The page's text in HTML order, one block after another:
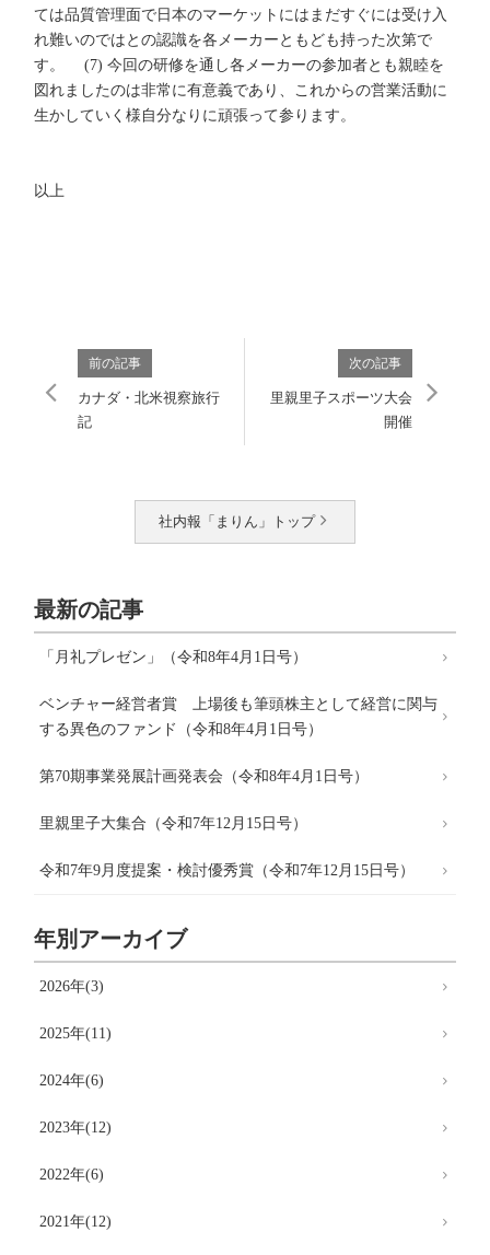
ては品質管理面で日本のマーケットにはまだすぐには受け入
れ難いのではとの認識を各メーカーともども持った次第で
す。 (7) 今回の研修を通し各メーカーの参加者とも親睦を
図れましたのは非常に有意義であり、これからの営業活動に
生かしていく様自分なりに頑張って参ります。
以上
前の記事
カナダ・北米視察旅行
記
次の記事
里親里子スポーツ大会
開催
社内報「まりん」トップ
最新の記事
「月礼プレゼン」（令和8年4月1日号）
ベンチャー経営者賞 上場後も筆頭株主として経営に関与
する異色のファンド（令和8年4月1日号）
第70期事業発展計画発表会（令和8年4月1日号）
里親里子大集合（令和7年12月15日号）
令和7年9月度提案・検討優秀賞（令和7年12月15日号）
年別アーカイブ
2026年(3)
2025年(11)
2024年(6)
2023年(12)
2022年(6)
2021年(12)